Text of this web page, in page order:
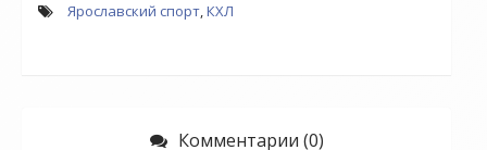
Ярославский спорт,КХЛ
Комментарии (0)